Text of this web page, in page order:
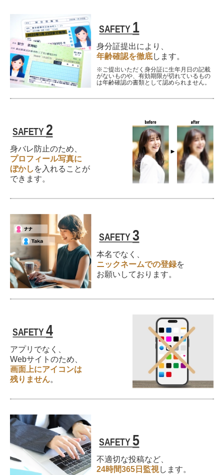
SAFETY 1
身分証提出により、
年齢確認を徹底します。
※ご提出いただく身分証に生年月日の記載
がないものや、有効期限が切れているもの
は年齢確認の書類として認められません。
SAFETY2
身バレ防止のため、
プロフィール写真に
ぼかし を 入れることが
できます。
SAFETY3
本名でなく、
ニックネームでの登録を
お願いしております。
SAFETY4
アプリでなく、
Webサイトのため、
画面上にアイコンは
残りません。
SAFETY5
不適切な投稿など、
24時間365日監視します。